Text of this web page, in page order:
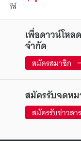
รีส์
เพื่อดาวน์โหล
จำกัด
สมัครสมาชิก
สมัครรับจดห
สมัครรับข่าวสาร